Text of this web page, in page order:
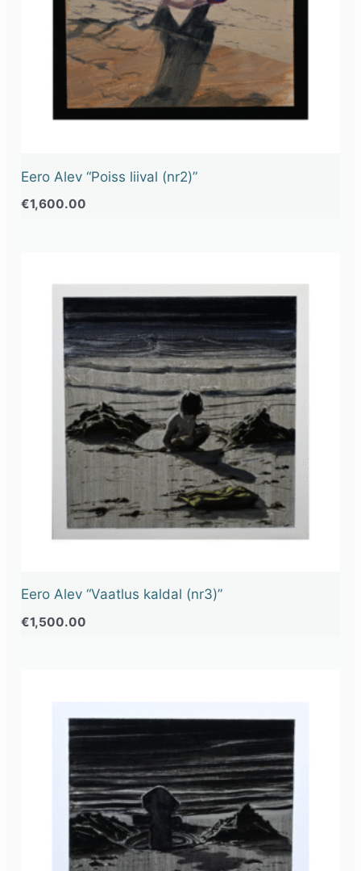
Eero Alev “Poiss liival (nr2)”
€1,600.00
Eero Alev “Vaatlus kaldal (nr3)”
€1,500.00